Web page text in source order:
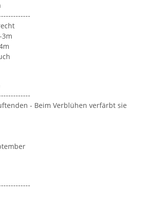
- Beim Verblühen verfärbt sie